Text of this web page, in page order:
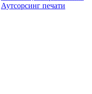
Аутсорсинг печати